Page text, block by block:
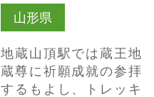
山形県
地蔵山頂駅では蔵王地
蔵尊に祈願成就の参拝
するもよし、トレッキ